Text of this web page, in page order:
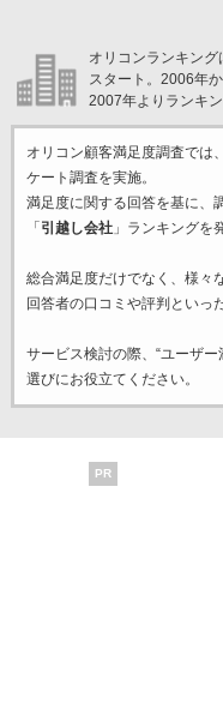
オリコンランキン
スタート。2006年
2007年よりランキ
オリコン顧客満足度調査では
ケート調査を実施。
満足度に関する回答を基に、
「 引越し会社」ランキングを
総合満足度だけでなく、様々
回答者の口コミや評判といっ
サービス検討の際、“ユーザー
選びにお役立てください。
PR